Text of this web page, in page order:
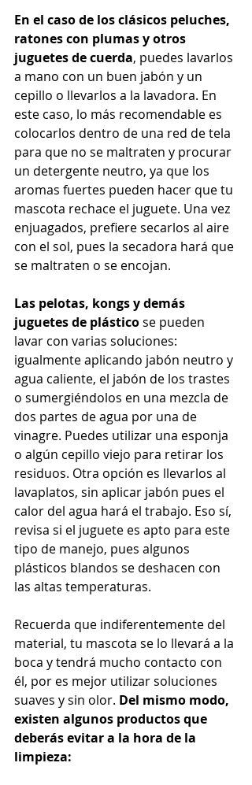
En el caso de los clásicos peluches,
ratones con plumas y otros
juguetes de cuerda, puedes lavarlos
a mano con un buen jabón y un
cepillo o llevarlos a la lavadora. En
este caso, lo más recomendable es
colocarlos dentro de una red de tela
para que no se maltraten y procurar
un detergente neutro, ya que los
aromas fuertes pueden hacer que tu
mascota rechace el juguete. Una vez
enjuagados, prefiere secarlos al aire
con el sol, pues la secadora hará que
se maltraten o se encojan.
Las pelotas, kongs y demás
juguetes de plástico se pueden
lavar con varias soluciones:
igualmente aplicando jabón neutro y
agua caliente, el jabón de los trastes
o sumergiéndolos en una mezcla de
dos partes de agua por una de
vinagre. Puedes utilizar una esponja
o algún cepillo viejo para retirar los
residuos. Otra opción es llevarlos al
lavaplatos, sin aplicar jabón pues el
calor del agua hará el trabajo. Eso sí,
revisa si el juguete es apto para este
tipo de manejo, pues algunos
plásticos blandos se deshacen con
las altas temperaturas.
Recuerda que indiferentemente del
material, tu mascota se lo llevará a la
boca y tendrá mucho contacto con
él, por es mejor utilizar soluciones
suaves y sin olor. Del mismo modo,
existen algunos productos que
deberás evitar a la hora de la
limpieza: